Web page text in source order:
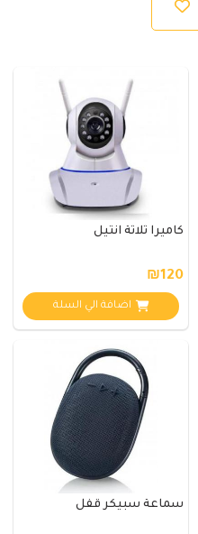
كاميرا ثلاثة انتيل
₪120
اضافة الي السلة
سماعة سبيكر قفل